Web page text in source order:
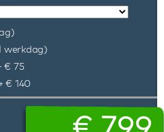
werkdag)
€ 75
€ 140